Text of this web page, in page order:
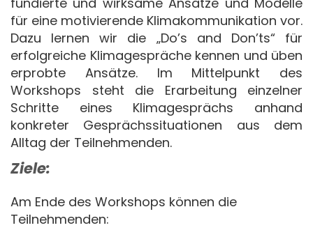
für eine motivierende Klimakommunikation vor.
Dazu lernen wir die „Do’s and Don’ts“ für
erfolgreiche Klimagespräche kennen und üben
erprobte Ansätze. Im Mittelpunkt des
Workshops steht die Erarbeitung einzelner
Schritte eines Klimagesprächs anhand
konkreter Gesprächssituationen aus dem
Alltag der Teilnehmenden.
Ziele:
Am Ende des Workshops können die
Teilnehmenden: